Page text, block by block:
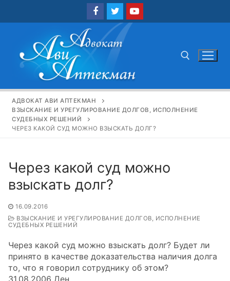
Найти:
АДВОКАТ АВИ АПТЕКМАН
ВЗЫСКАНИЕ И УРЕГУЛИРОВАНИЕ ДОЛГОВ, ИСПОЛНЕНИЕ
СУДЕБНЫХ РЕШЕНИЙ
ЧЕРЕЗ КАКОЙ СУД МОЖНО ВЗЫСКАТЬ ДОЛГ?
Через какой суд можно
взыскать долг?
16.09.2016
ВЗЫСКАНИЕ И УРЕГУЛИРОВАНИЕ ДОЛГОВ, ИСПОЛНЕНИЕ
СУДЕБНЫХ РЕШЕНИЙ
Через какой суд можно взыскать долг? Будет ли
принято в качестве доказательства наличия долга
то, что я говорил сотруднику об этом?